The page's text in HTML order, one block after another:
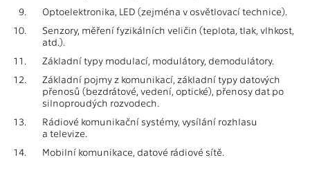
9.
Optoelektronika, LED (zejména v osvětlovací technice).
10.
Senzory, měření fyzikálních veličin (teplota, tlak, vlhkost,
atd.).
11.
Základní typy modulací, modulátory, demodulátory.
12.
Základní pojmy z komunikací, základní typy datových
přenosů (bezdrátové, vedení, optické), přenosy dat po
silnoproudých rozvodech.
13.
Rádiové komunikační systémy, vysílání rozhlasu
a televize.
14.
Mobilní komunikace, datové rádiové sítě.